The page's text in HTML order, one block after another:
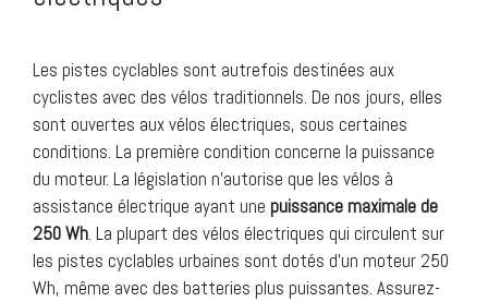
Les pistes cyclables sont autrefois destinées aux
cyclistes avec des vélos traditionnels. De nos jours, elles
sont ouvertes aux vélos électriques, sous certaines
conditions. La première condition concerne la puissance
du moteur. La législation n’autorise que les vélos à
assistance électrique ayant une puissance maximale de
250 Wh. La plupart des vélos électriques qui circulent sur
les pistes cyclables urbaines sont dotés d’un moteur 250
Wh, même avec des batteries plus puissantes. Assurez-